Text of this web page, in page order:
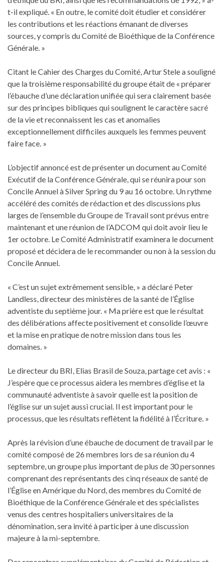
t-il expliqué. « En outre, le comité doit étudier et considérer
les contributions et les réactions émanant de diverses
sources, y compris du Comité de Bioéthique de la Conférence
Générale. »
Citant le Cahier des Charges du Comité, Artur Stele a souligné
que la troisième responsabilité du groupe était de « préparer
l’ébauche d’une déclaration unifiée qui sera clairement basée
sur des principes bibliques qui soulignent le caractère sacré
de la vie et reconnaissent les cas et anomalies
exceptionnellement difficiles auxquels les femmes peuvent
faire face. »
L’objectif annoncé est de présenter un document au Comité
Exécutif de la Conférence Générale, qui se réunira pour son
Concile Annuel à Silver Spring du 9 au 16 octobre. Un rythme
accéléré des comités de rédaction et des discussions plus
larges de l’ensemble du Groupe de Travail sont prévus entre
maintenant et une réunion de l’ADCOM qui doit avoir lieu le
1er octobre. Le Comité Administratif examinera le document
proposé et décidera de le recommander ou non à la session du
Concile Annuel.
« C’est un sujet extrêmement sensible, » a déclaré Peter
Landless, directeur des ministères de la santé de l’Église
adventiste du septième jour. « Ma prière est que le résultat
des délibérations affecte positivement et consolide l’œuvre
et la mise en pratique de notre mission dans tous les
domaines. »
Le directeur du BRI, Elias Brasil de Souza, partage cet avis : «
J’espère que ce processus aidera les membres d’église et la
communauté adventiste à savoir quelle est la position de
l’église sur un sujet aussi crucial. Il est important pour le
processus, que les résultats reflètent la fidélité à l’Écriture. »
Après la révision d’une ébauche de document de travail par le
comité composé de 26 membres lors de sa réunion du 4
septembre, un groupe plus important de plus de 30 personnes
comprenant des représentants des cinq réseaux de santé de
l’Église en Amérique du Nord, des membres du Comité de
Bioéthique de la Conférence Générale et des spécialistes
venus des centres hospitaliers universitaires de la
dénomination, sera invité à participer à une discussion
majeure à la mi-septembre.